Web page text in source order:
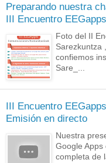
Preparando nuestra
III Encuentro
Foto del II
Sarezkuntza
confiemos
Sare_...
III Encuentro
Emisión en directo
Nuestra
Google
completa de